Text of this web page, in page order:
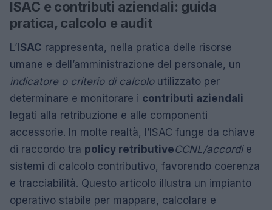
ISAC e contributi aziendali: guida
pratica, calcolo e audit
L’ ISAC rappresenta, nella pratica delle risorse
umane e dell’amministrazione del personale, un
indicatore o criterio di calcoloutilizzato per
determinare e monitorare i contributi aziendali
legati alla retribuzione e alle componenti
accessorie. In molte realtà, l’ISAC funge da chiave
di raccordo tra policy retributiveCCNL/accordie
sistemi di calcolo contributivo, favorendo coerenza
e tracciabilità. Questo articolo illustra un impianto
operativo stabile per mappare, calcolare e